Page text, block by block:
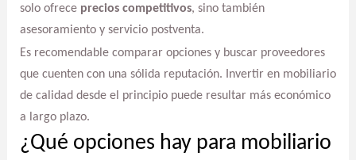
solo ofrece precios competitivos, sino también
asesoramiento y servicio postventa.
Es recomendable comparar opciones y buscar proveedores
que cuenten con una sólida reputación. Invertir en mobiliario
de calidad desde el principio puede resultar más económico
a largo plazo.
¿Qué opciones hay para mobiliario